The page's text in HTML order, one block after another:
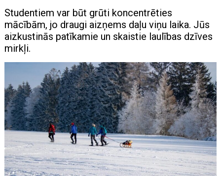
Studentiem var būt grūti koncentrēties
mācībām, jo ​​draugi aizņems daļu viņu laika. Jūs
aizkustinās patīkamie un skaistie laulības dzīves
mirkļi.